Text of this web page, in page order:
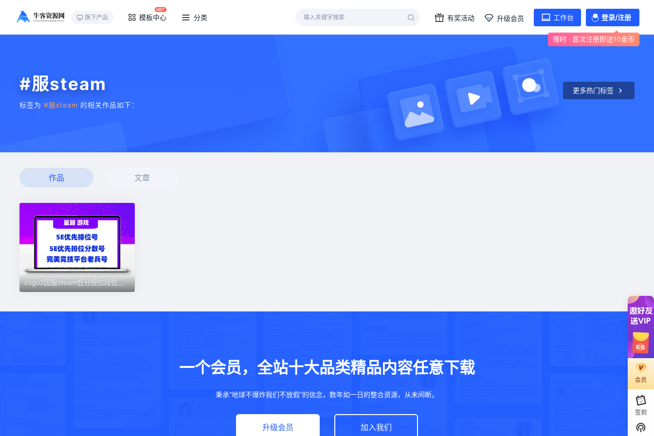
旗下产品 模板中心 分类 有奖活动 升级会员 工作台 登录/注册
限时 · 首次注册即送10金币
#服steam
标签为 #服steam 的相关作品如下：
更多热门标签
作品 文章
csgo2国服steam低分授信段位完美5e对战平台天梯永久分数绿色账号
一个会员，全站十大品类精品内容任意下载
秉承“地球不爆炸我们不放假”的信念，数年如一日的整合资源，从未间断。
升级会员 加入我们
会员
签到